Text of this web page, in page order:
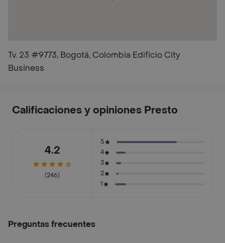
Tv. 23 #9773, Bogotá, Colombia Edificio City
Business
Calificaciones y opiniones Presto
4.2
(246)
5
4
3
2
1
Preguntas frecuentes